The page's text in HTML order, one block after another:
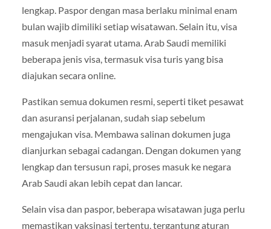
lengkap. Paspor dengan masa berlaku minimal enam
bulan wajib dimiliki setiap wisatawan. Selain itu, visa
masuk menjadi syarat utama. Arab Saudi memiliki
beberapa jenis visa, termasuk visa turis yang bisa
diajukan secara online.
Pastikan semua dokumen resmi, seperti tiket pesawat
dan asuransi perjalanan, sudah siap sebelum
mengajukan visa. Membawa salinan dokumen juga
dianjurkan sebagai cadangan. Dengan dokumen yang
lengkap dan tersusun rapi, proses masuk ke negara
Arab Saudi akan lebih cepat dan lancar.
Selain visa dan paspor, beberapa wisatawan juga perlu
memastikan vaksinasi tertentu, tergantung aturan